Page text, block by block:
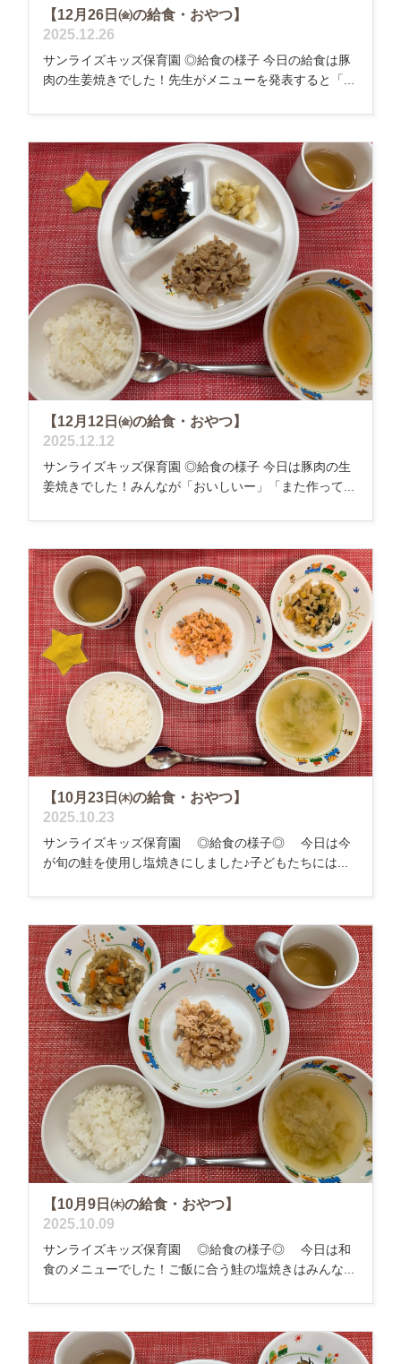
【12月26日㈮の給食・おやつ】
2025.12.26
サンライズキッズ保育園 ◎給食の様子 今日の給食は豚
肉の生姜焼きでした！先生がメニューを発表すると「...
【12月12日㈮の給食・おやつ】
2025.12.12
サンライズキッズ保育園 ◎給食の様子 今日は豚肉の生
姜焼きでした！みんなが「おいしいー」「また作って...
【10月23日㈭の給食・おやつ】
2025.10.23
サンライズキッズ保育園 ◎給食の様子◎ 今日は今
が旬の鮭を使用し塩焼きにしました♪子どもたちには...
【10月9日㈭の給食・おやつ】
2025.10.09
サンライズキッズ保育園 ◎給食の様子◎ 今日は和
食のメニューでした！ご飯に合う鮭の塩焼きはみんな...